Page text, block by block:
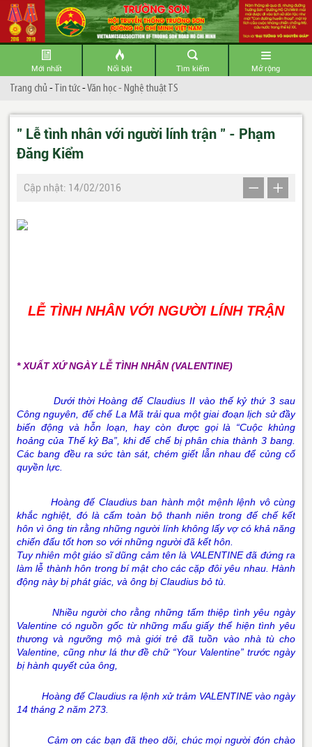
Mới nhất Nổi bật Tìm kiếm Mở rộng
Trang chủ -Tin tức-Văn học - Nghệ thuật TS
" Lễ tình nhân với người lính trận " - Phạm
Đăng Kiểm
Cập nhật: 14/02/2016
LỄ TÌNH NHÂN VỚI NGƯỜI LÍNH TRẬN
* XUẤT XỨ NGÀY LỄ TÌNH NHÂN (VALENTINE)
Dưới thời Hoàng đế Claudius II vào thế kỷ thứ 3 sau
Công nguyên, đế chế La Mã trải qua một giai đoạn lịch sử đầy
biến động và hỗn loạn, hay còn được gọi là “Cuộc khủng
hoảng của Thế kỷ Ba”, khi đế chế bị phân chia thành 3 bang.
Các bang đều ra sức tàn sát, chém giết lẫn nhau để củng cố
quyền lực.
Hoàng đế Claudius ban hành một mệnh lệnh vô cùng
khắc nghiệt, đó là cấm toàn bộ thanh niên trong đế chế kết
hôn vì ông tin rằng những người lính không lấy vợ có khả năng
chiến đấu tốt hơn so với những người đã kết hôn.
Tuy nhiên một giáo sĩ dũng cảm tên là VALENTINE đã đứng ra
làm lễ thành hôn trong bí mật cho các cặp đôi yêu nhau. Hành
động này bị phát giác, và ông bị Claudius bỏ tù.
Nhiều người cho rằng những tấm thiệp tình yêu ngày
Valentine có nguồn gốc từ những mẩu giấy thể hiện tình yêu
thương và ngưỡng mộ mà giới trẻ đã tuồn vào nhà tù cho
Valentine, cũng như lá thư đề chữ “Your Valentine” trước ngày
bị hành quyết của ông,
Hoàng đế Claudius ra lệnh xử trảm VALENTINE vào ngày
14 tháng 2 năm 273.
Cảm ơn các bạn đã theo dõi, chúc mọi người đón chào